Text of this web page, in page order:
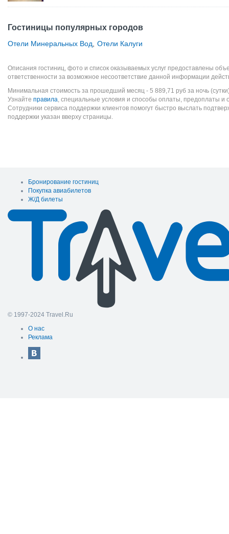
Гостиницы популярных городов
Отели Минеральных Вод Отели Калуги
Описания гостиниц, фото и список оказываемых услуг предоставлены
ответственности за возможное несоответствие данной информации
Минимальная стоимость за прошедший месяц - 5 889,71 руб за ночь
Узнайте правила, специальные условия и способы оплаты, предоплаты и
Сотрудники сервиса поддержки клиентов помогут быстро выслать
поддержки указан вверху страницы.
Бронирование гостиниц
Покупка авиабилетов
Ж/Д билеты
© 1997-2024 Travel.Ru
О нас
Реклама